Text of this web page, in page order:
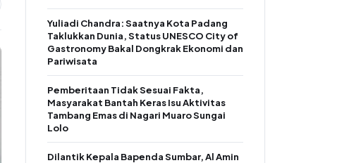
Yuliadi Chandra: Saatnya Kota Padang
Taklukkan Dunia, Status UNESCO City of
Gastronomy Bakal Dongkrak Ekonomi dan
Pariwisata
Pemberitaan Tidak Sesuai Fakta,
Masyarakat Bantah Keras Isu Aktivitas
Tambang Emas di Nagari Muaro Sungai
Lolo
Dilantik Kepala Bapenda Sumbar, Al Amin